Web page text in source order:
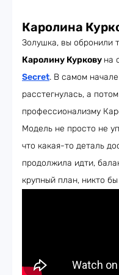
Каролина
Золушка, вы обронили
Каролину Куркову на
Secret. В самом
расстегнулась, а
профессионализму
Модель не просто не
что какая-то деталь
продолжила идти,
крупный план, никто